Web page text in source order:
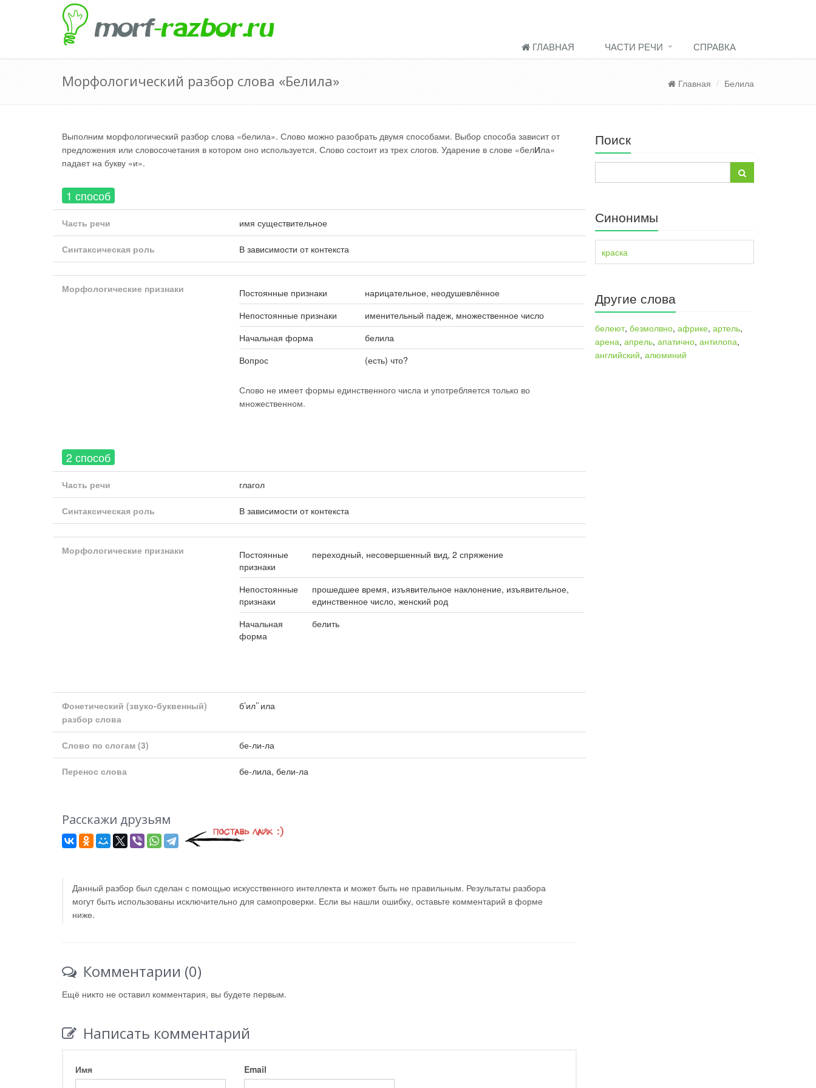
ГЛАВНАЯ ЧАСТИ РЕЧИ СПРАВКА
Морфологический разбор слова «Белила» Главная Белила
Выполним морфологический разбор слова «белила». Слово можно разобрать двумя способами. Выбор способа зависит от
предложения или словосочетания в котором оно используется. Слово состоит из трех слогов. Ударение в слове «белИла»
падает на букву «и».
1 способ
Часть речи имя существительное
Синтаксическая роль В зависимости от контекста
Морфологические признаки Постоянные признаки
нарицательное, неодушевлённое
Непостоянные признаки
именительный падеж, множественное число
Начальная форма
белила
Вопрос
(есть) что?
Слово не имеет формы единственного числа и употребляется только во
множественном.
2 способ
Часть речи глагол
Синтаксическая роль В зависимости от контекста
Морфологические признаки
Постоянные
признаки
переходный, несовершенный вид, 2 спряжение
Непостоянные
признаки
прошедшее время, изъявительное наклонение, изъявительное,
единственное число, женский род
Начальная
форма
белить
Фонетический (звуко-буквенный)
разбор слова
б’ил’`ила
Слово по слогам (3) бе-ли-ла
Перенос слова бе-лила, бели-ла
Расскажи друзьям
Данный разбор был сделан с помощью искусственного интеллекта и может быть не правильным. Результаты разбора
могут быть использованы исключительно для самопроверки. Если вы нашли ошибку, оставьте комментарий в форме
ниже.
Комментарии (0)
Ещё никто не оставил комментария, вы будете первым.
Написать комментарий
Имя Email
Поиск
Синонимы
краска
Другие слова
белеют, безмолвно, африке, артель,
арена, апрель, апатично, антилопа,
английский, алюминий